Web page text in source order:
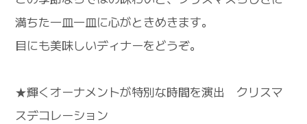
満ちた一皿一皿に心がときめきます。
目にも美味しいディナーをどうぞ。
★輝くオーナメントが特別な時間を演出 クリスマ
スデコレーション